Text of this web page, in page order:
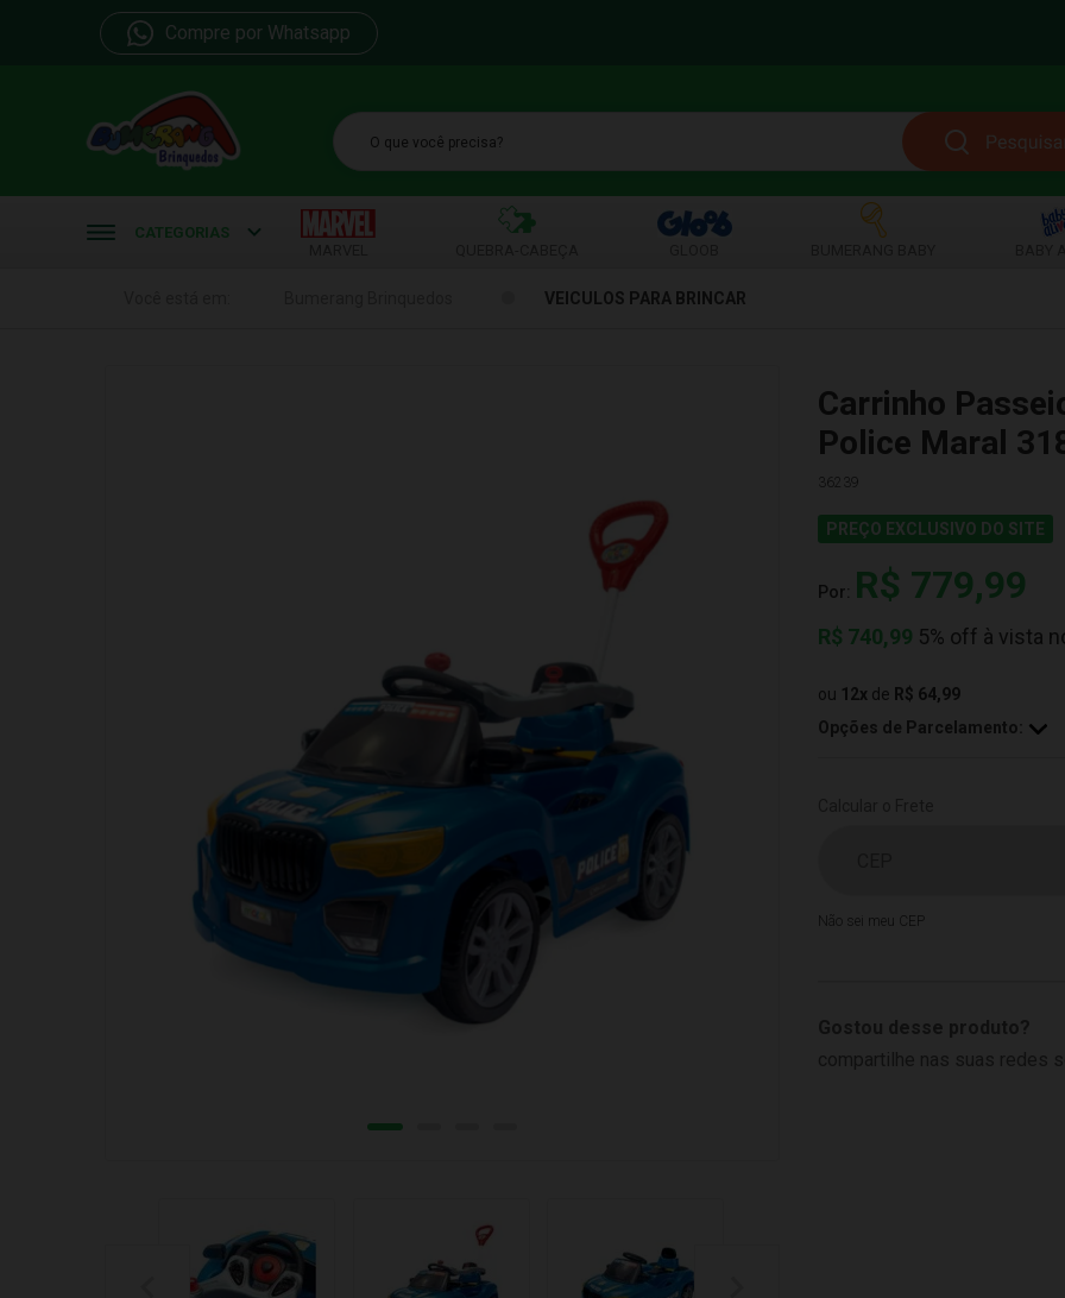
Compre por Whatsapp
CATEGORIAS
VEICULOS PARA BRINCAR
Carrinho
Police Maral
36239
PREÇO EXCLUSIVO DO SITE
Por: R$ 779,99
R$ 740,99 5% off à vista
ou 12x de R$ 64,99
Opções de Parcelamento:
Não sei meu CEP